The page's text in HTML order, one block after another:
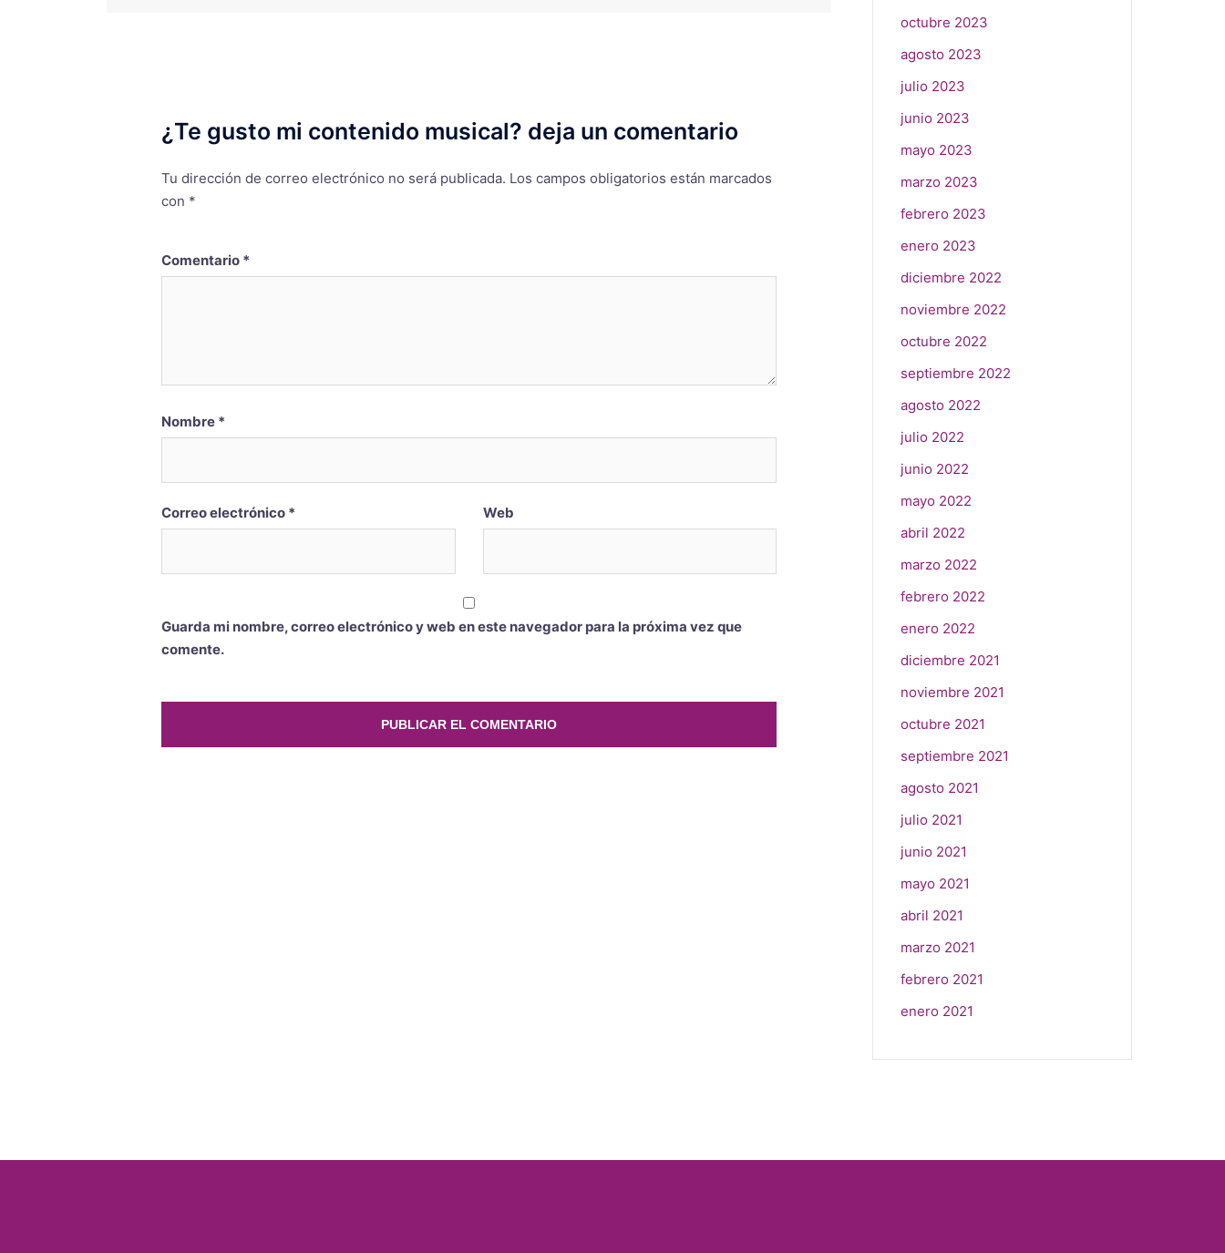
¿Te gusto mi contenido musical? deja un comentario
Tu dirección de correo electrónico no será publicada. Los campos obligatorios están marcados
con *
Comentario *
Nombre *
Correo electrónico * Web
Guarda mi nombre, correo electrónico y web en este navegador para la próxima vez que
comente.
octubre 2023
agosto 2023
julio 2023
junio 2023
mayo 2023
marzo 2023
febrero 2023
enero 2023
diciembre 2022
noviembre 2022
octubre 2022
septiembre 2022
agosto 2022
julio 2022
junio 2022
mayo 2022
abril 2022
marzo 2022
febrero 2022
enero 2022
diciembre 2021
noviembre 2021
octubre 2021
septiembre 2021
agosto 2021
julio 2021
junio 2021
mayo 2021
abril 2021
marzo 2021
febrero 2021
enero 2021